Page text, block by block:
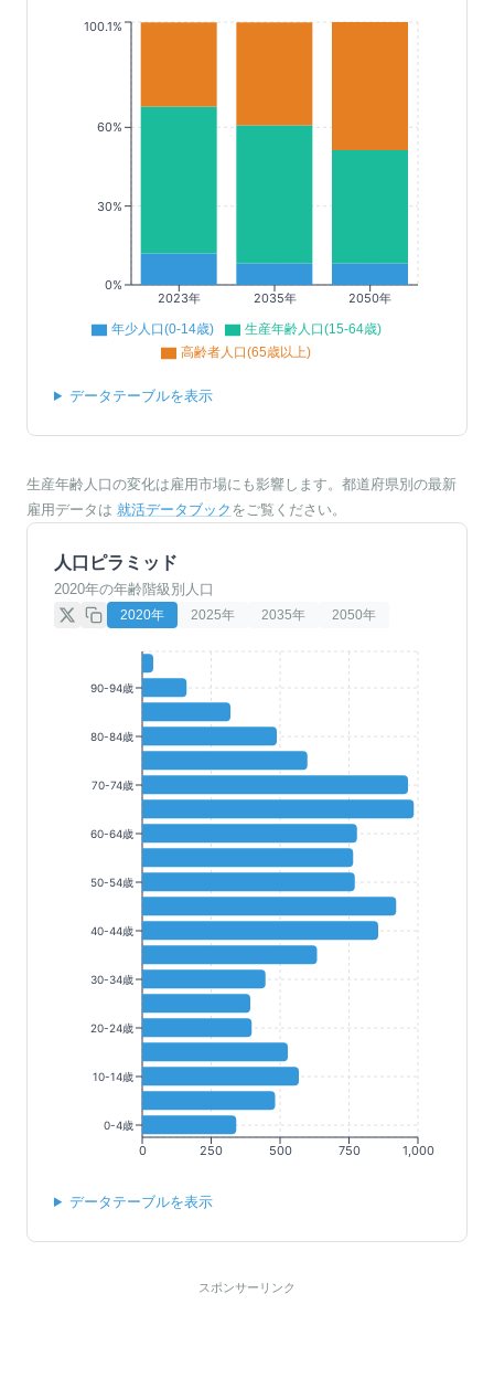
2023年 2035年 2050年
0%
30%
60%
100.1%
年少人口(0-14歳)
生産年齢人口(15-64歳)
高齢者人口(65歳以上)
データテーブルを表示
生産年齢人口の変化は雇用市場にも影響します。都道府県別の最新
雇用データは 就活データブック をご覧ください。
人口ピラミッド
2020年の年齢階級別人口
2020年 2025年 2035年 2050年
0 250 500 750 1,000
90-94歳
80-84歳
70-74歳
60-64歳
50-54歳
40-44歳
30-34歳
20-24歳
10-14歳
0-4歳
データテーブルを表示
スポンサーリンク